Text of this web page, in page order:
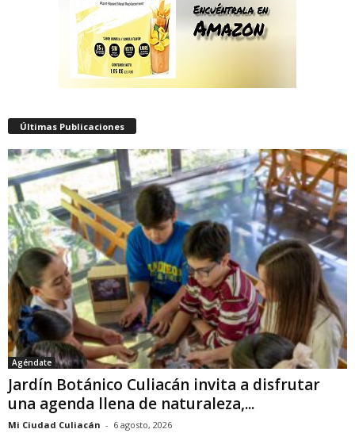
Últimas Publicaciones
Agéndate
Jardín Botánico Culiacán invita a disfrutar
una agenda llena de naturaleza,...
Mi Ciudad Culiacán - 6 agosto, 2026